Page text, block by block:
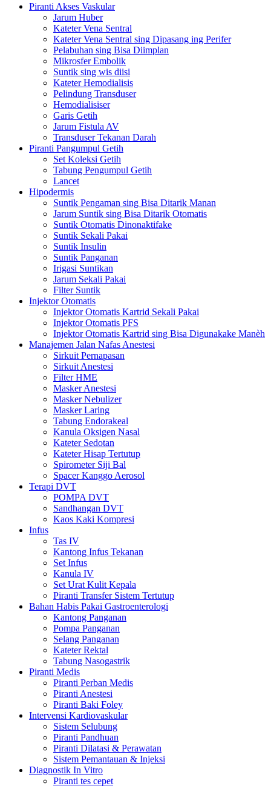
Piranti Akses Vaskular
Jarum Huber
Kateter Vena Sentral
Kateter Vena Sentral sing Dipasang ing Perifer
Pelabuhan sing Bisa Diimplan
Mikrosfer Embolik
Suntik sing wis diisi
Kateter Hemodialisis
Pelindung Transduser
Hemodialisiser
Garis Getih
Jarum Fistula AV
Transduser Tekanan Darah
Piranti Pangumpul Getih
Set Koleksi Getih
Tabung Pengumpul Getih
Lancet
Hipodermis
Suntik Pengaman sing Bisa Ditarik Manan
Jarum Suntik sing Bisa Ditarik Otomatis
Suntik Otomatis Dinonaktifake
Suntik Sekali Pakai
Suntik Insulin
Suntik Panganan
Irigasi Suntikan
Jarum Sekali Pakai
Filter Suntik
Injektor Otomatis
Injektor Otomatis Kartrid Sekali Pakai
Injektor Otomatis PFS
Injektor Otomatis Kartrid sing Bisa Digunakake Manèh
Manajemen Jalan Nafas Anestesi
Sirkuit Pernapasan
Sirkuit Anestesi
Filter HME
Masker Anestesi
Masker Nebulizer
Masker Laring
Tabung Endorakeal
Kanula Oksigen Nasal
Kateter Sedotan
Kateter Hisap Tertutup
Spirometer Siji Bal
Spacer Kanggo Aerosol
Terapi DVT
POMPA DVT
Sandhangan DVT
Kaos Kaki Kompresi
Infus
Tas IV
Kantong Infus Tekanan
Set Infus
Kanula IV
Set Urat Kulit Kepala
Piranti Transfer Sistem Tertutup
Bahan Habis Pakai Gastroenterologi
Kantong Panganan
Pompa Panganan
Selang Panganan
Kateter Rektal
Tabung Nasogastrik
Piranti Medis
Piranti Perban Medis
Piranti Anestesi
Piranti Baki Foley
Intervensi Kardiovaskular
Sistem Selubung
Piranti Pandhuan
Piranti Dilatasi & Perawatan
Sistem Pemantauan & Injeksi
Diagnostik In Vitro
Piranti tes cepet